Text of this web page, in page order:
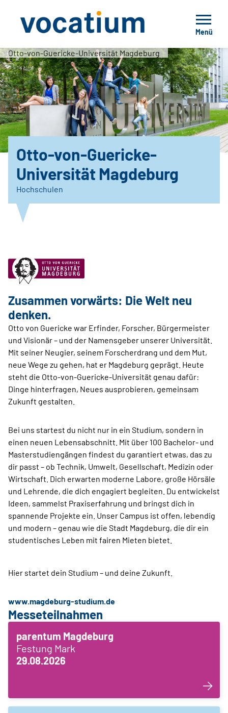
Menü
Otto-von-Guericke-Universität Magdeburg
Otto-von-Guericke-
Universität Magdeburg
Hochschulen
Zusammen vorwärts: Die Welt neu
denken.
Otto von Guericke war Erfinder, Forscher, Bürgermeister
und Visionär – und der Namensgeber unserer Universität.
Mit seiner Neugier, seinem Forscherdrang und dem Mut,
neue Wege zu gehen, hat er Magdeburg geprägt. Heute
steht die Otto-von-Guericke-Universität genau dafür:
Dinge hinterfragen, Neues ausprobieren, gemeinsam
Zukunft gestalten.
Bei uns startest du nicht nur in ein Studium, sondern in
einen neuen Lebensabschnitt. Mit über 100 Bachelor- und
Masterstudiengängen findest du garantiert etwas, das zu
dir passt – ob Technik, Umwelt, Gesellschaft, Medizin oder
Wirtschaft. Dich erwarten moderne Labore, große Hörsäle
und Lehrende, die dich engagiert begleiten. Du entwickelst
Ideen, sammelst Praxiserfahrung und bringst dich in
spannende Projekte ein. Unser Campus ist offen, lebendig
und modern – genau wie die Stadt Magdeburg, die dir ein
studentisches Leben mit fairen Mieten bietet.
Hier startet dein Studium – und deine Zukunft.
www.magdeburg-studium.de
Messeteilnahmen
parentum Magdeburg
Festung Mark
29.08.2026